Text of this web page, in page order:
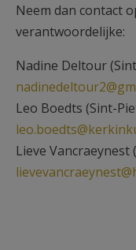
Neem dan contact
verantwoordelijke:
Nadine Deltour
Leo Boedts (Sint-
Lieve